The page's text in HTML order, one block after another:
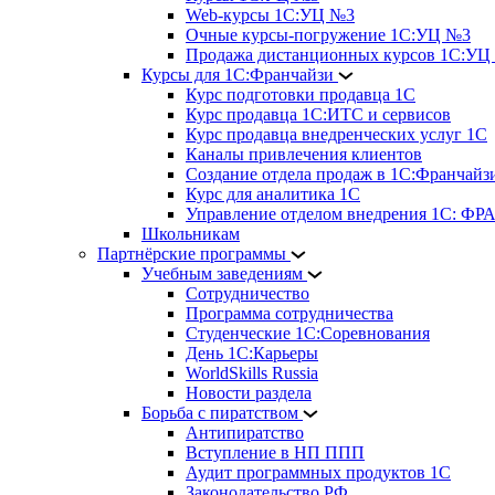
Web-курсы 1С:УЦ №3
Очные курсы-погружение 1С:УЦ №3
Продажа дистанционных курсов
Курсы для 1С:Франчайзи
Курс подготовки продавца 1С
Курс продавца 1С:ИТС и сервисов
Курс продавца внедренческих услуг 1С
Каналы привлечения клиентов
Создание отдела продаж в
Курс для аналитика 1С
Управление отделом внедрения 1С:
Школьникам
Партнёрские программы
Учебным заведениям
Сотрудничество
Программа сотрудничества
Студенческие 1С:Соревнования
День 1С:Карьеры
WorldSkills Russia
Новости раздела
Борьба с пиратством
Антипиратство
Вступление в НП ППП
Аудит программных продуктов 1С